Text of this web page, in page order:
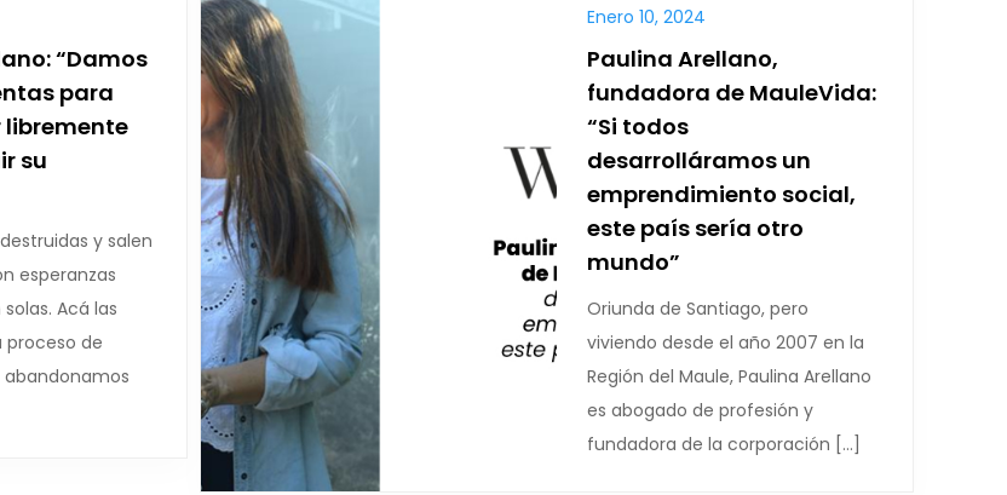
“Damos
para
libremente
su
y salen
esperanzas
Acá las
proceso de
abandonamos
Enero 10, 2024
Paulina Arellano,
fundadora de MauleVida:
“Si todos
desarrolláramos un
emprendimiento social,
este país sería otro
mundo”
Oriunda de Santiago, pero
viviendo desde el año 2007 en la
Región del Maule, Paulina Arellano
es abogado de profesión y
fundadora de la corporación […]